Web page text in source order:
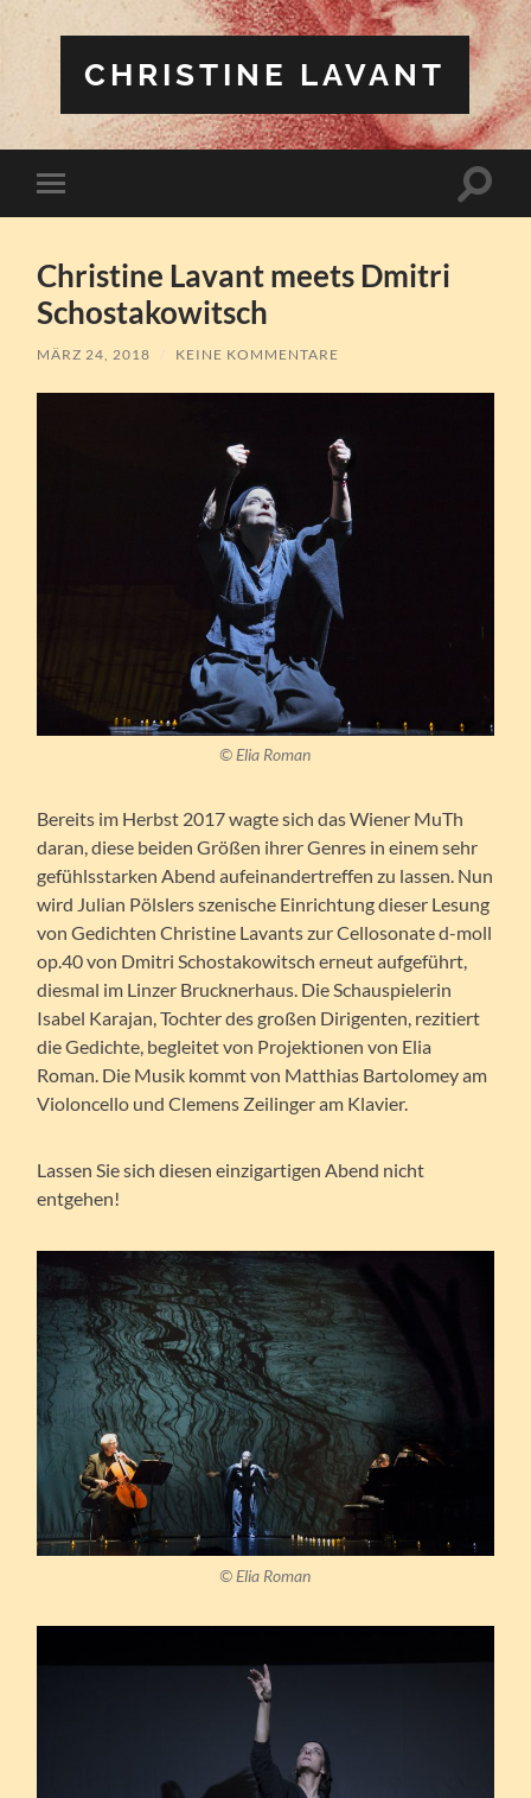
CHRISTINE LAVANT
Mobile-
Menü
Christine Lavant meets Dmitri
Schostakowitsch
MÄRZ 24, 2018 / KEINE KOMMENTARE
© Elia Roman
Bereits im Herbst 2017 wagte sich das Wiener MuTh
daran, diese beiden Größen ihrer Genres in einem sehr
gefühlsstarken Abend aufeinandertreffen zu lassen. Nun
wird Julian Pölslers szenische Einrichtung dieser Lesung
von Gedichten Christine Lavants zur Cellosonate d-moll
op.40 von Dmitri Schostakowitsch erneut aufgeführt,
diesmal im Linzer Brucknerhaus. Die Schauspielerin
Isabel Karajan, Tochter des großen Dirigenten, rezitiert
die Gedichte, begleitet von Projektionen von Elia
Roman. Die Musik kommt von Matthias Bartolomey am
Violoncello und Clemens Zeilinger am Klavier.
Lassen Sie sich diesen einzigartigen Abend nicht
entgehen!
© Elia Roman